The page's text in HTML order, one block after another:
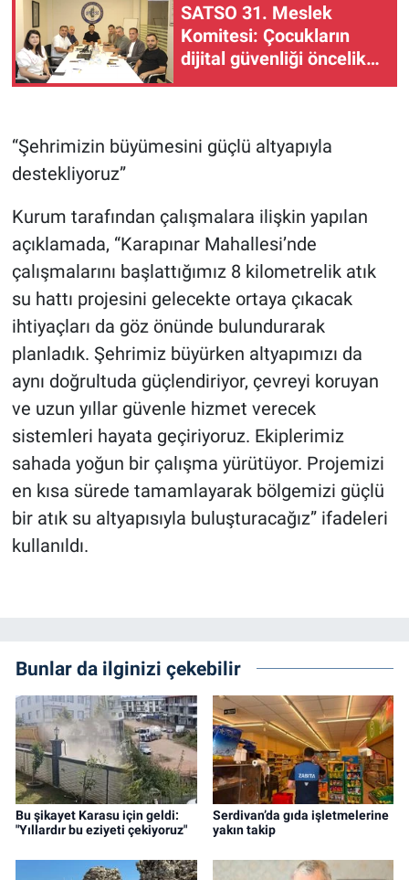
SATSO 31. Meslek
Komitesi: Çocukların
dijital güvenliği öncelik
olmalı
“Şehrimizin büyümesini güçlü altyapıyla
destekliyoruz”
Kurum tarafından çalışmalara ilişkin yapılan
açıklamada, “Karapınar Mahallesi’nde
çalışmalarını başlattığımız 8 kilometrelik atık
su hattı projesini gelecekte ortaya çıkacak
ihtiyaçları da göz önünde bulundurarak
planladık. Şehrimiz büyürken altyapımızı da
aynı doğrultuda güçlendiriyor, çevreyi koruyan
ve uzun yıllar güvenle hizmet verecek
sistemleri hayata geçiriyoruz. Ekiplerimiz
sahada yoğun bir çalışma yürütüyor. Projemizi
en kısa sürede tamamlayarak bölgemizi güçlü
bir atık su altyapısıyla buluşturacağız” ifadeleri
kullanıldı.
Bunlar da ilginizi çekebilir
Bu şikayet Karasu için geldi:
"Yıllardır bu eziyeti çekiyoruz"
Serdivan’da gıda işletmelerine
yakın takip